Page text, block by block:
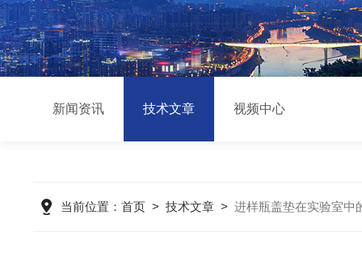
新闻资讯 技术文章 视频中心
当前位置： 首页> 技术文章> 进样瓶盖垫在实验室中